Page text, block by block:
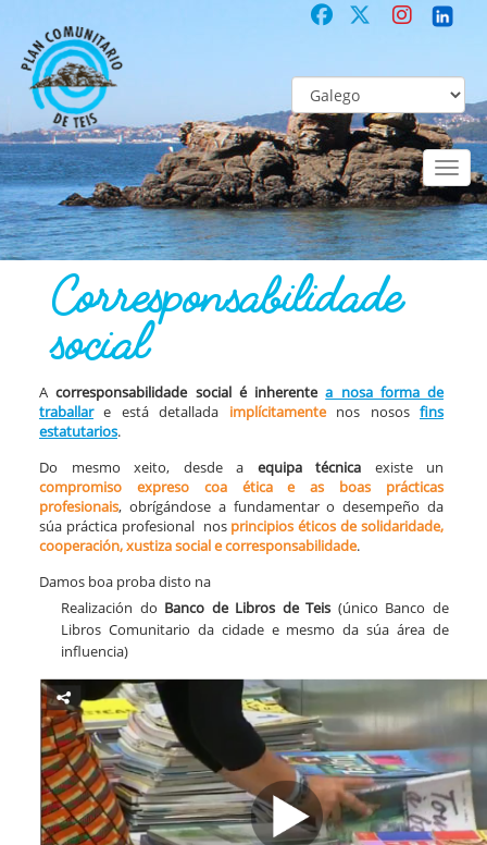
Toggle
COMUNITARIO Co-laboración participativa Corresponsabilidade
Corresponsabilidade
social
Acorresponsabilidade social é inherentea nosa forma de
traballare está detallada implícitamentenos nososfins
estatutarios.
Do mesmo xeito, desde a equipa técnica existe un
compromiso expreso coa ética e as boas prácticas
profesionais, obrígándose a fundamentar o desempeño da
súa práctica profesional nos principios éticos de solidaridade,
cooperación, xustiza social e corresponsabilidade.
Damos boa proba disto na
Realización do Banco de Libros de Teis (único Banco de
Libros Comunitario da cidade e mesmo da súa área de
influencia)